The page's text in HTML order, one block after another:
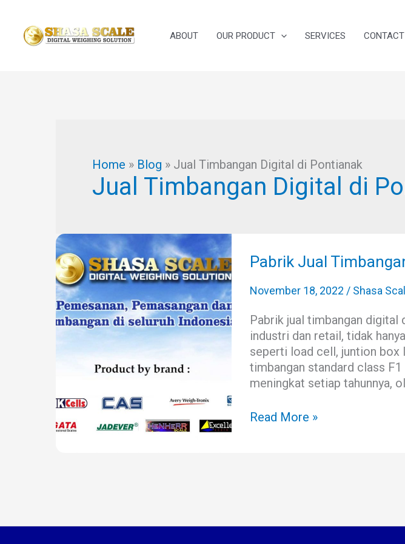
content
ABOUT OUR PRODUCT SERVICES
Home » Blog » Jual Timbangan Digital di Pontianak
Jual Timbangan Digital di
Pabrik Jual
November 18, 2022 / Shasa
Pabrik jual timbangan digital
industri dan retail, tidak
seperti load cell, juntion box
timbangan standard class
meningkat setiap tahunnya,
Jual
Digital
Kalimantan
Read More »